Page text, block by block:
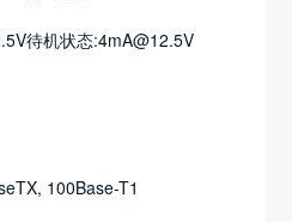
待机状态:4mA@12.5V
100Base-T1